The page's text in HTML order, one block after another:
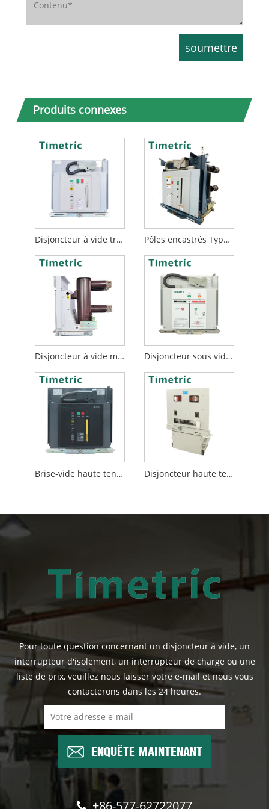
Produits connexes
Disjoncteur à vide triphasé 1250A Pôles encastrés Type VCB
Disjoncteur à vide monté à l'avant Disjoncteur sous vide 12kv
Brise-vide haute tension Disjoncteur haute tension
Pour toute question concernant un disjoncteur à vide, un
interrupteur d'isolement, un interrupteur de charge ou une
liste de prix, veuillez nous laisser votre e-mail et nous vous
contacterons dans les 24 heures.
ENQUÊTE MAINTENANT